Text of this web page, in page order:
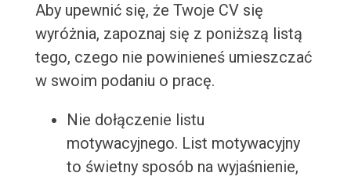
Aby upewnić się, że Twoje CV się
wyróżnia, zapoznaj się z poniższą listą
tego, czego nie powinieneś umieszczać
w swoim podaniu o pracę.
Nie dołączenie listu
motywacyjnego. List motywacyjny
to świetny sposób na wyjaśnienie,